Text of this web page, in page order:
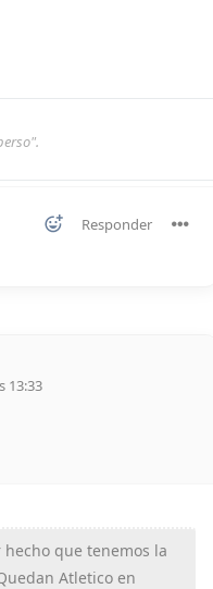
Responder
13:33
hecho que tenemos la
Atletico en